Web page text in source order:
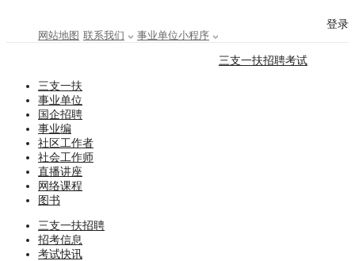
网站地图 联系我们 事业单位小程序
登录
三支一扶招聘考试
三支一扶
事业单位
国企招聘
事业编
社区工作者
社会工作师
直播讲座
网络课程
图书
三支一扶招聘
招考信息
考试快讯